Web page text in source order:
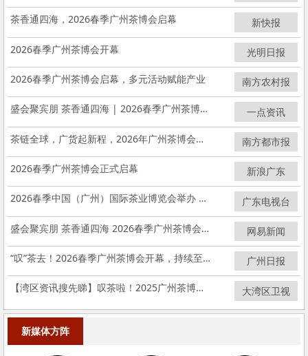
茶香通四海，2026春季广州茶博会启幕 新快报
2026春季广州茶博会开幕 光明日报
2026春季广州茶博会启幕，多元活动赋能产业 南方农村报
盛会聚宾朋 茶香通四海 | 2026春季广州茶博会正式启幕 一点资讯
茶链全球，广货起新程，2026年广州茶博会启幕 南方都市报
2026春季广州茶博会正式启幕 新浪广东
2026春季中国（广州）国际茶业博览会举办 业界共探发展新趋势 广东电视台
盛会聚宾朋 茶香通四海 2026春季广州茶博会今日正式启幕 网易新闻
“叹”茶去！2026春季广州茶博会开幕，持续至5月17日 广州日报
【湾区资讯搜先睇】叹茶啦！2025广州茶博会开幕 大湾区卫视
新媒体方阵